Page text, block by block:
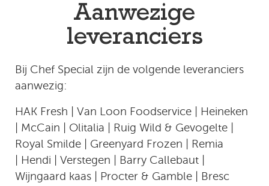
Aanwezige
leveranciers
Bij Chef Special zijn de volgende leveranciers
aanwezig:
HAK Fresh | Van Loon Foodservice | Heineken
| McCain | Olitalia | Ruig Wild & Gevogelte |
Royal Smilde | Greenyard Frozen | Remia
| Hendi | Verstegen | Barry Callebaut |
Wijngaard kaas | Procter & Gamble | Bresc